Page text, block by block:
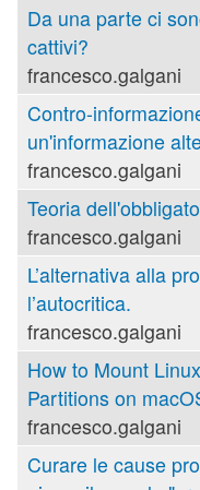
Da una parte ci
cattivi?
francesco.galgani
Contro-
un'informazione
francesco.galgani
Teoria
francesco.galgani
L’alternativa alla
l’autocritica.
francesco.galgani
How to Mount
Partitions on
francesco.galgani
Curare le cause